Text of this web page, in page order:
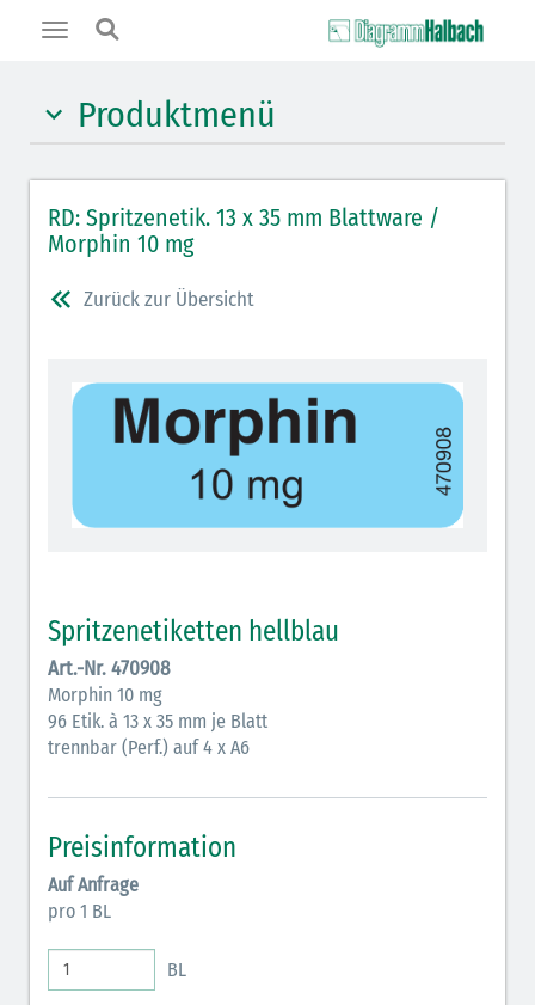
Toggle
Produktmenü
Benzodiazepine (orange)
Benzodiazepin-Antagonisten (orange schraffiert)
Muskelrelaxantien (rot weißer Kopfbalken)
Opiate/Opioide (hellblau)
Opioid-Antagonisten (hellblau schraffiert)
Lokalanästhetika (grau)
schraffiert)
Anticholinergika (hellgrün)
Cholinergika (hellgrün schraffiert)
Rahmen)
Bronchodilatatoren (blau-braun)
Antikonvulsiva (grau-lila)
RD: Spritzenetik. 13 x 35 mm Blattware /
Morphin 10 mg
Zurück zur Übersicht
Spritzenetiketten hellblau
Art.-Nr. 470908
Morphin 10 mg
96 Etik. à 13 x 35 mm je Blatt
trennbar (Perf.) auf 4 x A6
Preisinformation
Auf Anfrage
pro 1 BL
BL